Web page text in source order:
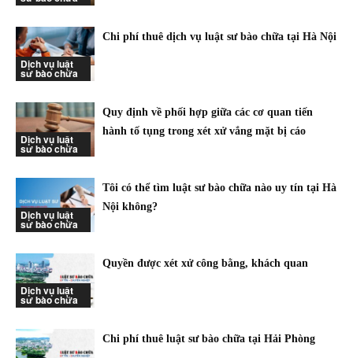
Dịch vụ luật
sư bào chữa
Chi phí thuê dịch vụ luật sư bào chữa tại Hà Nội
Dịch vụ luật
sư bào chữa
Quy định về phối hợp giữa các cơ quan tiến
hành tố tụng trong xét xử vắng mặt bị cáo
Dịch vụ luật
sư bào chữa
Tôi có thể tìm luật sư bào chữa nào uy tín tại Hà
Nội không?
Dịch vụ luật
sư bào chữa
Quyền được xét xử công bằng, khách quan
Chi phí thuê luật sư bào chữa tại Hải Phòng